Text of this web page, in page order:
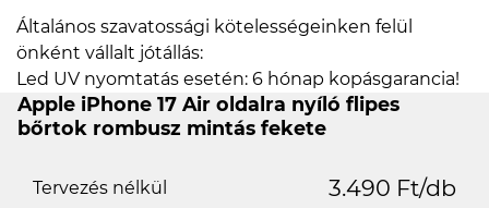
Általános szavatossági kötelességeinken felül
önként vállalt jótállás:
Led UV nyomtatás esetén: 6 hónap kopásgarancia!
Apple iPhone 17 Air oldalra nyíló flipes
bőrtok rombusz mintás fekete
Tervezés nélkül 3.490 Ft/db